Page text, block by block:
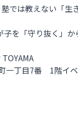
塾では教えない「生
守り抜く」から
一丁目7番 1階イ